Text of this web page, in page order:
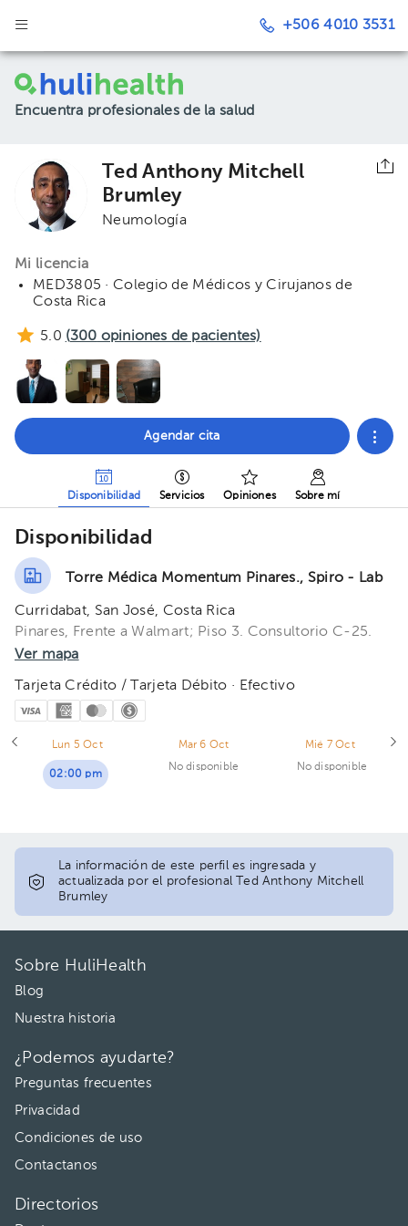
+506 4010 3531
Encuentra profesionales de la salud
Ted Anthony Mitchell
Brumley
Neumología
Mi licencia
MED3805 · Colegio de Médicos y Cirujanos de
Costa Rica
5.0 (300 opiniones de pacientes)
Agendar cita
Disponibilidad Servicios Opiniones Sobre mí
Disponibilidad
Torre Médica Momentum Pinares., Spiro - Lab
Curridabat, San José, Costa Rica
Pinares, Frente a Walmart; Piso 3. Consultorio C-25.
Ver mapa
Tarjeta Crédito / Tarjeta Débito · Efectivo
Lun 5 Oct
02:00 pm
Mar 6 Oct
No disponible
Mié 7 Oct
No disponible
La información de este perfil es ingresada y
actualizada por el profesional Ted Anthony Mitchell
Brumley
Sobre HuliHealth
Blog
Nuestra historia
¿Podemos ayudarte?
Preguntas frecuentes
Privacidad
Condiciones de uso
Contactanos
Directorios